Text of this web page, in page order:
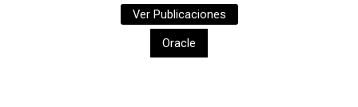
Ver Publicaciones
Oracle